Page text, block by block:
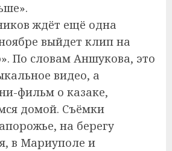
ждёт ещё одна
выйдет клип на
По словам Аншукова, это
видео, а
фильм о казаке,
домой. Съёмки
на берегу
в Мариуполе и